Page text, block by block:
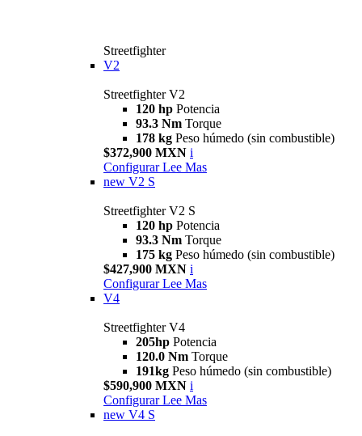
Streetfighter
V2
Streetfighter V2
120 hp Potencia
93.3 Nm Torque
178 kg Peso húmedo (sin combustible)
$372,900 MXN i
Configurar Lee Mas
new V2 S
Streetfighter V2 S
120 hp Potencia
93.3 Nm Torque
175 kg Peso húmedo (sin combustible)
$427,900 MXN i
Configurar Lee Mas
V4
Streetfighter V4
205hp Potencia
120.0 Nm Torque
191kg Peso húmedo (sin combustible)
$590,900 MXN i
Configurar Lee Mas
new V4 S